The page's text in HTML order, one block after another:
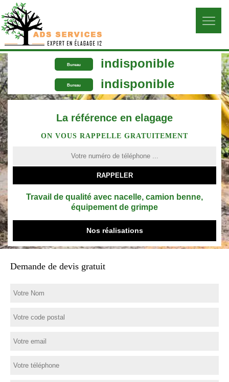
Bureau indisponible
Bureau indisponible
La référence en elagage
ON VOUS RAPPELLE GRATUITEMENT
Travail de qualité avec nacelle, camion benne,
équipement de grimpe
Nos réalisations
Demande de devis gratuit